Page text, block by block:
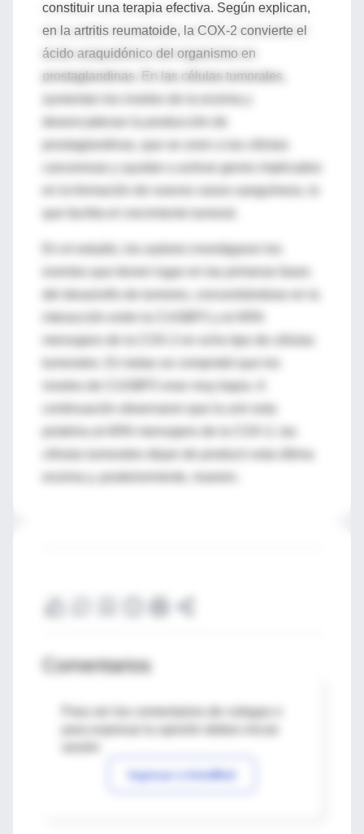
constituir una terapia efectiva. Según explican,
en la artritis reumatoide, la COX-2 convierte el
ácido araquidónico del organismo en
prostaglandinas. En las células tumorales,
prostaglandinas, que se unen a las células
cancerosas y ayudan a activar genes implicados
en la formación de nuevos vasos sanguíneos, lo
En el estudio, los autores investigaron los
eventos que tienen lugar en las primeras fases
mensajero de la COX-2 en ocho tipo de células
niveles de CUGBP2 eran muy bajos. A
proteína al ARN mensajero de la COX-2, las
Comentarios
Para ver los comentarios de colegas o
Ingresar a IntraMed